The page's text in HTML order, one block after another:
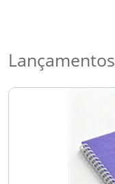
Lançamentos